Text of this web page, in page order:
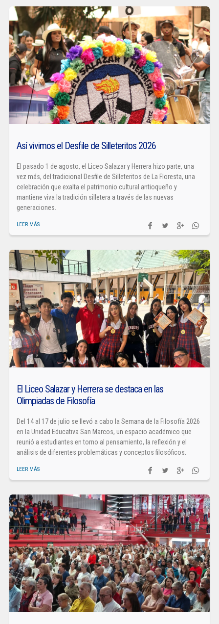
Así vivimos el Desfile de Silleteritos 2026
El pasado 1 de agosto, el Liceo Salazar y Herrera hizo parte, una
vez más, del tradicional Desfile de Silleteritos de La Floresta, una
celebración que exalta el patrimonio cultural antioqueño y
mantiene viva la tradición silletera a través de las nuevas
generaciones.
LEER MÁS
El Liceo Salazar y Herrera se destaca en las
Olimpiadas de Filosofía
Del 14 al 17 de julio se llevó a cabo la Semana de la Filosofía 2026
en la Unidad Educativa San Marcos, un espacio académico que
reunió a estudiantes en torno al pensamiento, la reflexión y el
análisis de diferentes problemáticas y conceptos filosóficos.
LEER MÁS